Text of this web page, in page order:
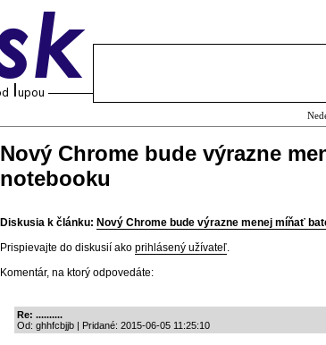
Nový Chrome bude výrazne
notebooku
Diskusia k článku: Nový Chrome bude výrazne menej míňať
Prispievajte do diskusií ako prihlásený užívateľ.
Komentár, na ktorý odpovedáte:
Re: ..........
Od: ghhfcbjjb | Pridané: 2015-06-05 11:25:10